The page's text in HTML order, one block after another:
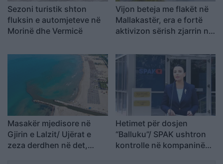
Sezoni turistik shton
fluksin e automjeteve në
Morinë dhe Vermicë
Vijon beteja me flakët në
Mallakastër, era e fortë
aktivizon sërish zjarrin në
Masakër mjedisore në
Gjirin e Lalzit/ Ujërat e
zeza derdhen në det,
Hetimet për dosjen
“Balluku”/ SPAK ushtron
kontrolle në kompaninë